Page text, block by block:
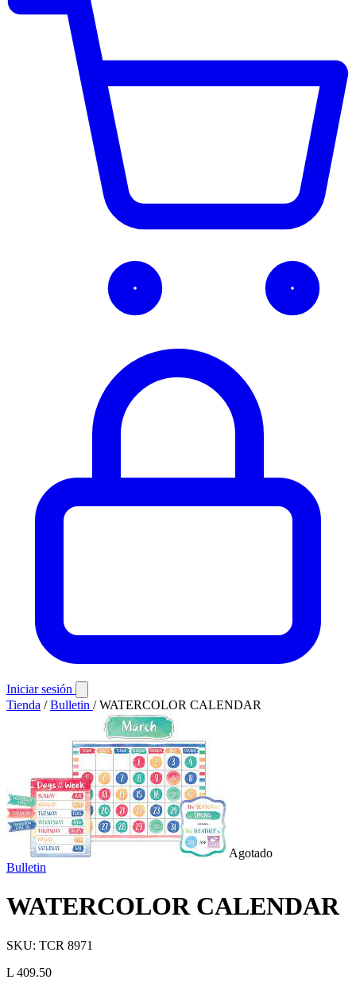
Iniciar sesión
Tienda / Bulletin / WATERCOLOR CALENDAR
Agotado
Bulletin
WATERCOLOR CALENDAR
SKU: TCR 8971
L 409.50